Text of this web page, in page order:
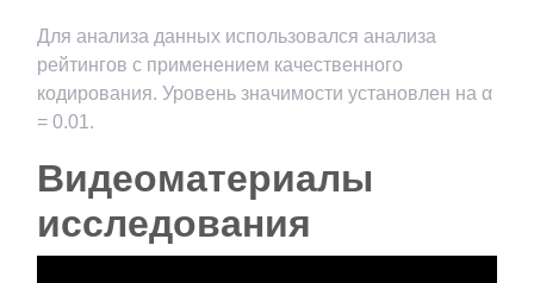
Для анализа данных использовался анализа
рейтингов с применением качественного
кодирования. Уровень значимости установлен на α
= 0.01.
Видеоматериалы
исследования